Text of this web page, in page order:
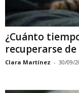
¿Cuánto
recuperarse
Clara Martínez - 30/09/